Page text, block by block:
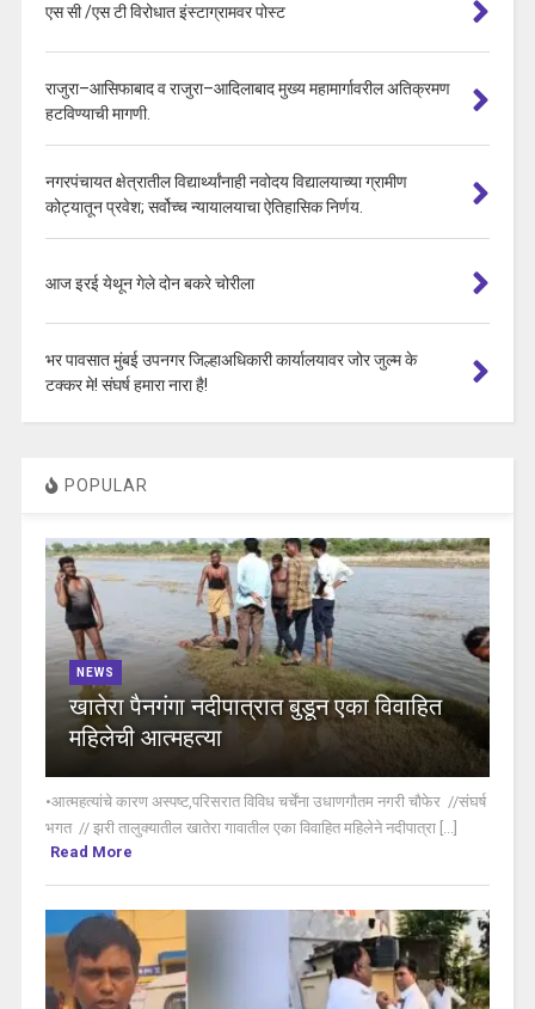
एस सी /एस टी विरोधात इंस्टाग्रामवर पोस्ट
राजुरा–आसिफाबाद व राजुरा–आदिलाबाद मुख्य महामार्गावरील अतिक्रमण
हटविण्याची मागणी.
नगरपंचायत क्षेत्रातील विद्यार्थ्यांनाही नवोदय विद्यालयाच्या ग्रामीण
कोट्यातून प्रवेश; सर्वोच्च न्यायालयाचा ऐतिहासिक निर्णय.
आज इरई येथून गेले दोन बकरे चोरीला
भर पावसात मुंबई उपनगर जिल्हाअधिकारी कार्यालयावर जोर जुल्म के
टक्कर मे! संघर्ष हमारा नारा है!
POPULAR
NEWS
खातेरा पैनगंगा नदीपात्रात बुडून एका विवाहित
महिलेची आत्महत्या
•आत्महत्यांचे कारण अस्पष्ट,परिसरात विविध चर्चेंना उधाणगौतम नगरी चौफेर //संघर्ष
भगत // झरी तालुक्यातील खातेरा गावातील एका विवाहित महिलेने नदीपात्रा [...]
Read More